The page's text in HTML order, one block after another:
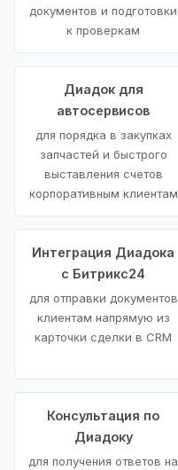
документов и подготовки
к проверкам
Диадок для
автосервисов
для порядка в закупках
запчастей и быстрого
выставления счетов
корпоративным клиентам
Интеграция Диадока
с Битрикс24
для отправки документов
клиентам напрямую из
карточки сделки в CRM
Консультация по
Диадоку
для получения ответов на